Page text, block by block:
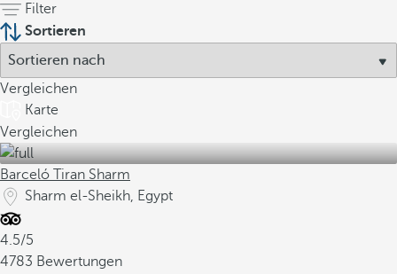
Filter
Sortieren
Vergleichen
Karte
Vergleichen
Barceló Tiran Sharm
Sharm el-Sheikh, Egypt
4.5/5
4783 Bewertungen